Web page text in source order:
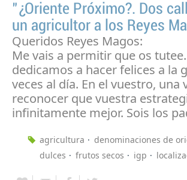
"¿Oriente Próximo?. Dos
un agricultor a los Reyes
Queridos Reyes Magos:
Me vais a permitir que os
dedicamos a hacer felices a la
veces al día. En el vuestro, una
reconocer que vuestra
infinitamente mejor. Sois los
agricultura denominaciones de
dulces
frutos secos igp